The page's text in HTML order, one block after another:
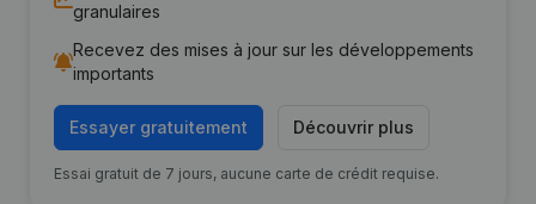
granulaires
Recevez des mises à jour sur les développements
importants
Essayer gratuitement Découvrir plus
Essai gratuit de 7 jours, aucune carte de crédit requise.